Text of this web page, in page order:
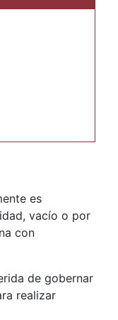
es
vacío o por
con
de gobernar
realizar